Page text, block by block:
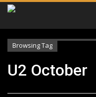
Browsing Tag
U2 October